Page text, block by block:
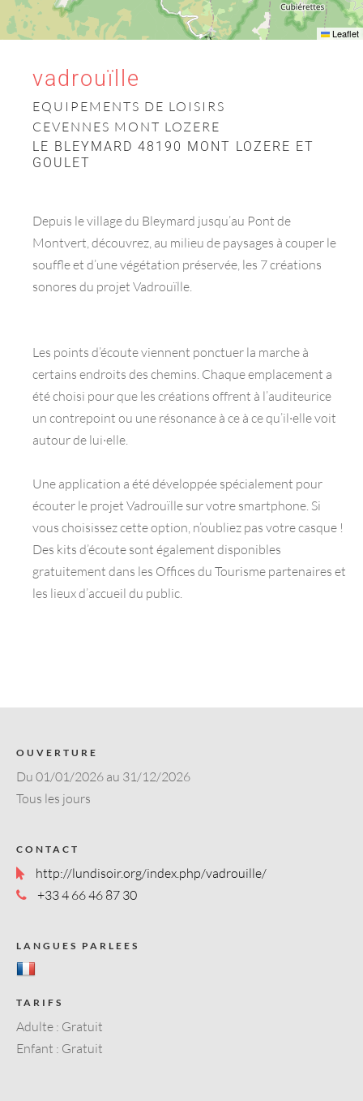
Leaflet
vadrouïlle
EQUIPEMENTS DE LOISIRS
CEVENNES MONT LOZERE
LE BLEYMARD 48190 MONT LOZERE ET
GOULET
Depuis le village du Bleymard jusqu’au Pont de
Montvert, découvrez, au milieu de paysages à couper le
souffle et d’une végétation préservée, les 7 créations
sonores du projet Vadrouïlle.
Les points d’écoute viennent ponctuer la marche à
certains endroits des chemins. Chaque emplacement a
été choisi pour que les créations offrent à l’auditeurice
un contrepoint ou une résonance à ce à ce qu’il·elle voit
autour de lui·elle.
Une application a été développée spécialement pour
écouter le projet Vadrouïlle sur votre smartphone. Si
vous choisissez cette option, n’oubliez pas votre casque !
Des kits d’écoute sont également disponibles
gratuitement dans les Offices du Tourisme partenaires et
les lieux d’accueil du public.
OUVERTURE
Du 01/01/2026 au 31/12/2026
Tous les jours
CONTACT
http://lundisoir.org/index.php/vadrouille/
+33 4 66 46 87 30
LANGUES PARLEES
TARIFS
Adulte : Gratuit
Enfant : Gratuit